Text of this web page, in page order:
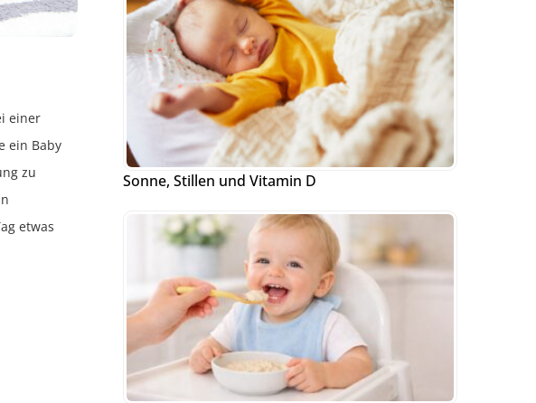
einer
ein Baby
zu
etwas
Sonne, Stillen und Vitamin D